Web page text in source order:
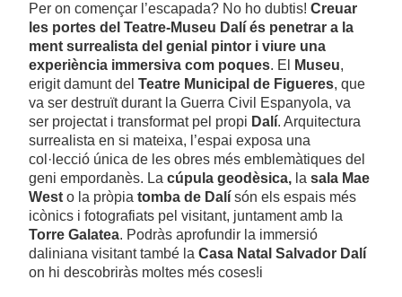
Per on començar l’escapada? No ho dubtis! Creuar
les portes del Teatre-Museu Dalí és penetrar a la
ment surrealista del genial pintor i viure una
experiència immersiva com poques. El Museu,
erigit damunt del Teatre Municipal de Figueres, que
va ser destruït durant la Guerra Civil Espanyola, va
ser projectat i transformat pel propi Dalí. Arquitectura
surrealista en si mateixa, l’espai exposa una
col·lecció única de les obres més emblemàtiques del
geni empordanès. La cúpula geodèsica, la sala Mae
West o la pròpia tomba de Dalí són els espais més
icònics i fotografiats pel visitant, juntament amb la
Torre Galatea. Podràs aprofundir la immersió
daliniana visitant també la Casa Natal Salvador Dalí
on hi descobriràs moltes més coses!i